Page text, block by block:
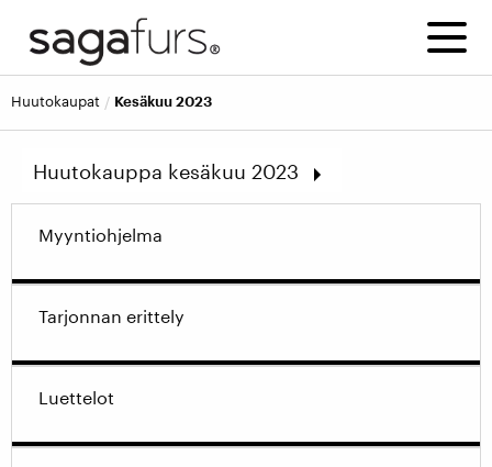
huutokaupat Kesäkuu 2023
Huutokauppa kesäkuu 2023
Kesäkuu 2026
Maaliskuu 2026
Joulukuu 2025
Näytä vanhemmat huutokaupat
Myyntiohjelma
Tarjonnan erittely
Luettelot